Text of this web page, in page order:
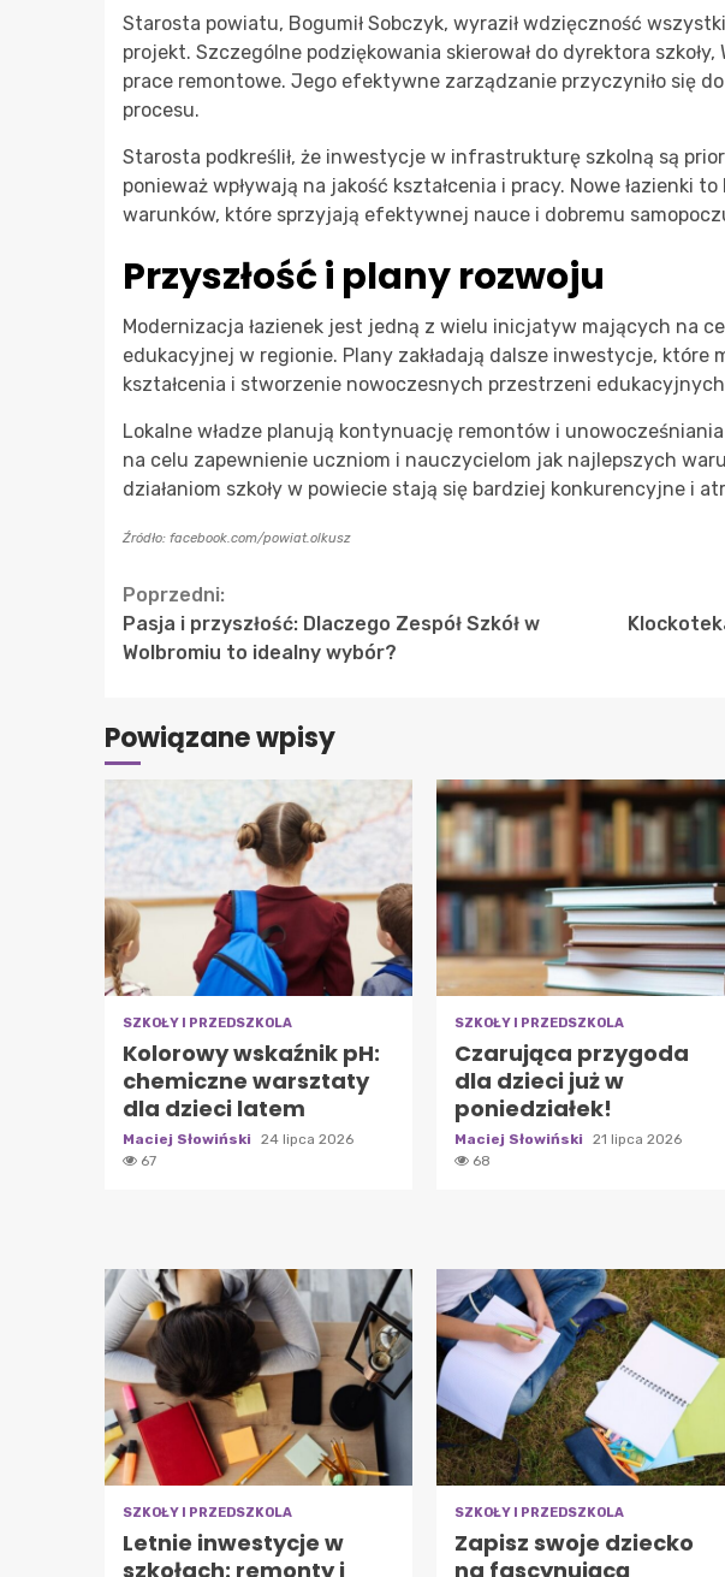
Starosta powiatu, Bogumił Sobczyk, wyraził wdzięczność
projekt. Szczególne podziękowania skierował do dyrektora
prace remontowe. Jego efektywne zarządzanie przyczyniło się
procesu.
Starosta podkreślił, że inwestycje w infrastrukturę szkolną są
ponieważ wpływają na jakość kształcenia i pracy. Nowe łazienki
warunków, które sprzyjają efektywnej nauce i dobremu
Przyszłość i plany rozwoju
Modernizacja łazienek jest jedną z wielu inicjatyw mających na
edukacyjnej w regionie. Plany zakładają dalsze inwestycje, które
kształcenia i stworzenie nowoczesnych przestrzeni
Lokalne władze planują kontynuację remontów i
na celu zapewnienie uczniom i nauczycielom jak najlepszych
działaniom szkoły w powiecie stają się bardziej konkurencyjne i
Źródło: facebook.com/powiat.olkusz
Continue
Reading
Poprzedni:
Pasja i przyszłość: Dlaczego Zespół Szkół w
Wolbromiu to idealny wybór?
Powiązane wpisy
SZKOŁY I PRZEDSZKOLA
Kolorowy wskaźnik pH:
chemiczne warsztaty
dla dzieci latem
Maciej Słowiński
24 lipca 2026
67
SZKOŁY I PRZEDSZKOLA
Czarująca przygoda
dla dzieci już w
poniedziałek!
Maciej Słowiński
21 lipca 2026
68
SZKOŁY I PRZEDSZKOLA
Letnie inwestycje w
szkołach: remonty i
SZKOŁY I PRZEDSZKOLA
Zapisz swoje dziecko
na fascynującą